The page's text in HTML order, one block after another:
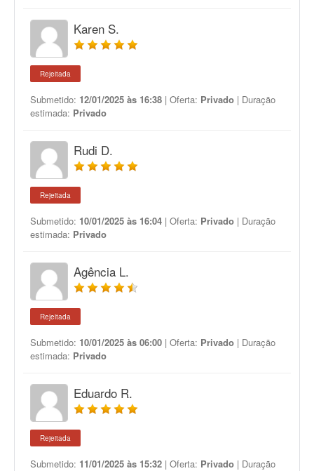
Karen S.
Rejeitada
Submetido: 12/01/2025 às 16:38 | Oferta: Privado | Duração
estimada: Privado
Rudi D.
Rejeitada
Submetido: 10/01/2025 às 16:04 | Oferta: Privado | Duração
estimada: Privado
Agência L.
Rejeitada
Submetido: 10/01/2025 às 06:00 | Oferta: Privado | Duração
estimada: Privado
Eduardo R.
Rejeitada
Submetido: 11/01/2025 às 15:32 | Oferta: Privado | Duração